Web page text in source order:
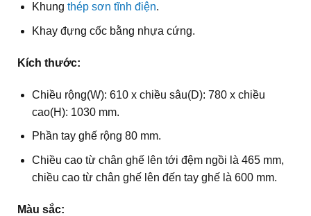
Khung thép sơn tĩnh điện.
Khay đựng cốc bằng nhựa cứng.
Kích thước:
Chiều rộng(W): 610 x chiều sâu(D): 780 x chiều
cao(H): 1030 mm.
Phần tay ghế rộng 80 mm.
Chiều cao từ chân ghế lên tới đệm ngồi là 465 mm,
chiều cao từ chân ghế lên đến tay ghế là 600 mm.
Màu sắc: